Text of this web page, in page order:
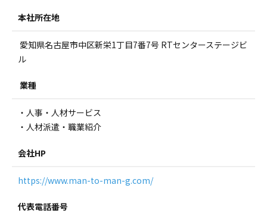
本社所在地
愛知県名古屋市中区新栄1丁目7番7号 RTセンターステージビ
ル
業種
・人事・人材サービス
・人材派遣・職業紹介
会社HP
https://www.man-to-man-g.com/
代表電話番号